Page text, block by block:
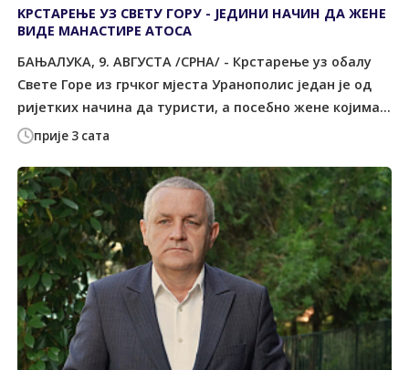
прије 3 сата
KРСТАРЕЊЕ УЗ СВЕТУ ГОРУ - ЈЕДИНИ НАЧИН ДА ЖЕНЕ
ВИДЕ МАНАСТИРЕ АТОСА
БАЊАЛУКА, 9. АВГУСТА /СРНА/ - Крстарење уз обалу
Свете Горе из грчког мјеста Уранополис један је од
ријетких начина да туристи, а посебно жене којима...